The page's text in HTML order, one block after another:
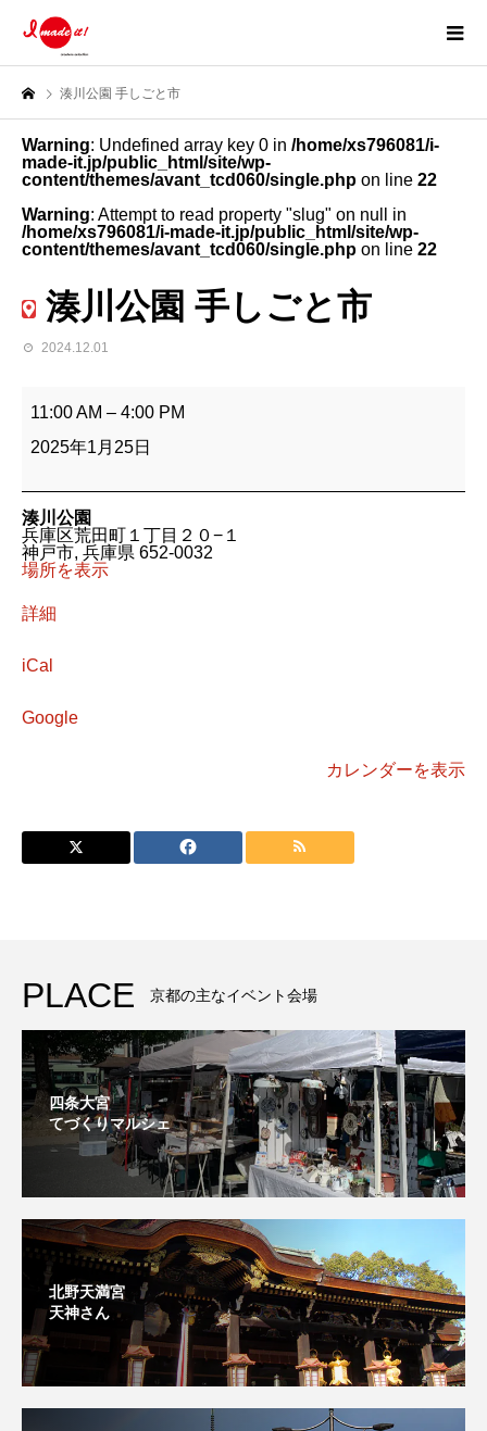
湊川公園 手しごと市
Warning: Undefined array key 0 in /home/xs796081/i-
made-it.jp/public_html/site/wp-
content/themes/avant_tcd060/single.php on line 22
Warning: Attempt to read property "slug" on null in
/home/xs796081/i-made-it.jp/public_html/site/wp-
content/themes/avant_tcd060/single.php on line 22
湊川公園 手しごと市
2024.12.01
川
園
ご
と
市
11:00 AM – 4:00 PM
2025年1月25日
湊川公園
兵庫区荒田町１丁目２０−１
神戸市, 兵庫県 652-0032
場所を表示
詳細
iCal
Google
カレンダーを表示
PLACE 京都の主なイベント会場
四条大宮
てづくりマルシェ
北野天満宮
天神さん